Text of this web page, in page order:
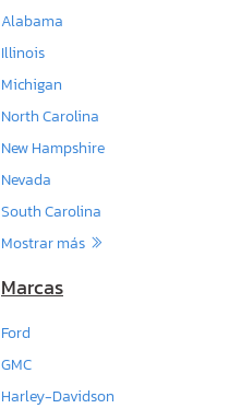
Alabama
Illinois
Michigan
North Carolina
New Hampshire
Nevada
South Carolina
Mostrar más
Marcas
Ford
GMC
Harley-Davidson